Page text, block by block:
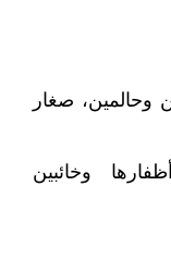
وحالمين، صغار
وخائبين